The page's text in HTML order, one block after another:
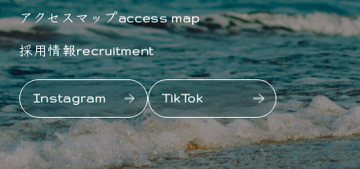
アクセスマップaccess map
採用情報recruitment
Instagram TikTok